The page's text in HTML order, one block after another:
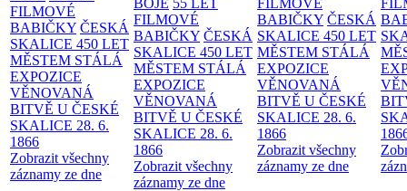
FILMOVÉ
BABIČKY ČESKÁ
SKALICE 450 LET
MĚSTEM STÁLÁ
EXPOZICE
VĚNOVANÁ
BITVĚ U ČESKÉ
SKALICE 28. 6.
1866
Zobrazit všechny
záznamy ze dne
FILMOVÉ
BABIČKY ČESKÁ
SKALICE 450 LET
MĚSTEM STÁLÁ
EXPOZICE
VĚNOVANÁ
BITVĚ U ČESKÉ
SKALICE 28. 6.
1866
Zobrazit všechny
záznamy ze dne
BABIČKY ČESKÁ
SKALICE 450 LET
MĚSTEM STÁLÁ
EXPOZICE
VĚNOVANÁ
BITVĚ U ČESKÉ
SKALICE 28. 6.
1866
Zobrazit všechny
záznamy ze dne